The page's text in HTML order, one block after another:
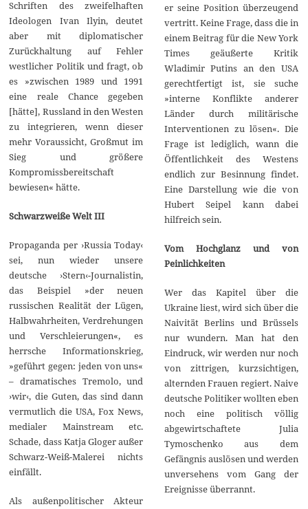
Schriften des zweifelhaften
Ideologen Ivan Ilyin, deutet
aber mit diplomatischer
Zurückhaltung auf Fehler
westlicher Politik und fragt, ob
es »zwischen 1989 und 1991
eine reale Chance gegeben
[hätte], Russland in den Westen
zu integrieren, wenn dieser
mehr Voraussicht, Großmut im
Sieg und größere
Kompromissbereitschaft
bewiesen« hätte.
Schwarzweiße Welt III
Propaganda per ›Russia Today‹
sei, nun wieder unsere
deutsche ›Stern‹-Journalistin,
das Beispiel »der neuen
russischen Realität der Lügen,
Halbwahrheiten, Verdrehungen
und Verschleierungen«, es
herrsche Informationskrieg,
»geführt gegen: jeden von uns«
– dramatisches Tremolo, und
›wir‹, die Guten, das sind dann
vermutlich die USA, Fox News,
medialer Mainstream etc.
Schade, dass Katja Gloger außer
Schwarz-Weiß-Malerei nichts
einfällt.
Als außenpolitischer Akteur
er seine Position überzeugend
vertritt. Keine Frage, dass die in
einem Beitrag für die New York
Times geäußerte Kritik
Wladimir Putins an den USA
gerechtfertigt ist, sie suche
»interne Konflikte anderer
Länder durch militärische
Interventionen zu lösen«. Die
Frage ist lediglich, wann die
Öffentlichkeit des Westens
endlich zur Besinnung findet.
Eine Darstellung wie die von
Hubert Seipel kann dabei
hilfreich sein.
Vom Hochglanz und von
Peinlichkeiten
Wer das Kapitel über die
Ukraine liest, wird sich über die
Naivität Berlins und Brüssels
nur wundern. Man hat den
Eindruck, wir werden nur noch
von zittrigen, kurzsichtigen,
alternden Frauen regiert. Naive
deutsche Politiker wollten eben
noch eine politisch völlig
abgewirtschaftete Julia
Tymoschenko aus dem
Gefängnis auslösen und werden
unversehens vom Gang der
Ereignisse überrannt.